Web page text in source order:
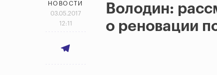
НОВОСТИ
03.05.2017
12:11
Володин:
о реновации